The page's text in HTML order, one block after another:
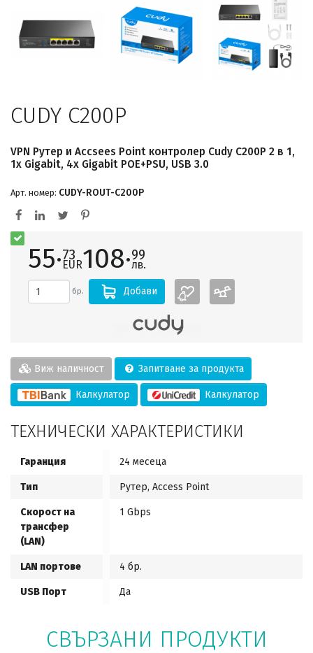
CUDY C200P
VPN Рутер и Accsees Point контролер Cudy C200P 2 в 1,
1x Gigabit, 4x Gigabit POE+PSU, USB 3.0
Арт. номер: CUDY-ROUT-C200P
55·73
EUR108·99
лв.
бр. Добави
Виж наличност Запитване за продукта
Калкулатор Калкулатор
ТЕХНИЧЕСКИ ХАРАКТЕРИСТИКИ
Гаранция 24 месеца
Тип Рутер, Access Point
Скорост на
трансфер
(LAN)
1 Gbps
LAN портове 4 бр.
USB Порт Да
СВЪРЗАНИ ПРОДУКТИ